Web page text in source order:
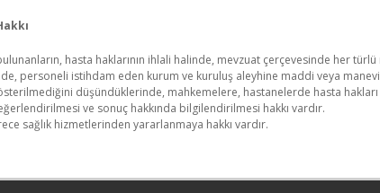
hasta haklarının ihlali halinde, mevzuat çerçevesinde her
personeli istihdam eden kurum ve kuruluş aleyhine maddi veya
düşündüklerinde, mahkemelere, hastanelerde hasta
ve sonuç hakkında bilgilendirilmesi hakkı vardır.
sağlık hizmetlerinden yararlanmaya hakkı vardır.